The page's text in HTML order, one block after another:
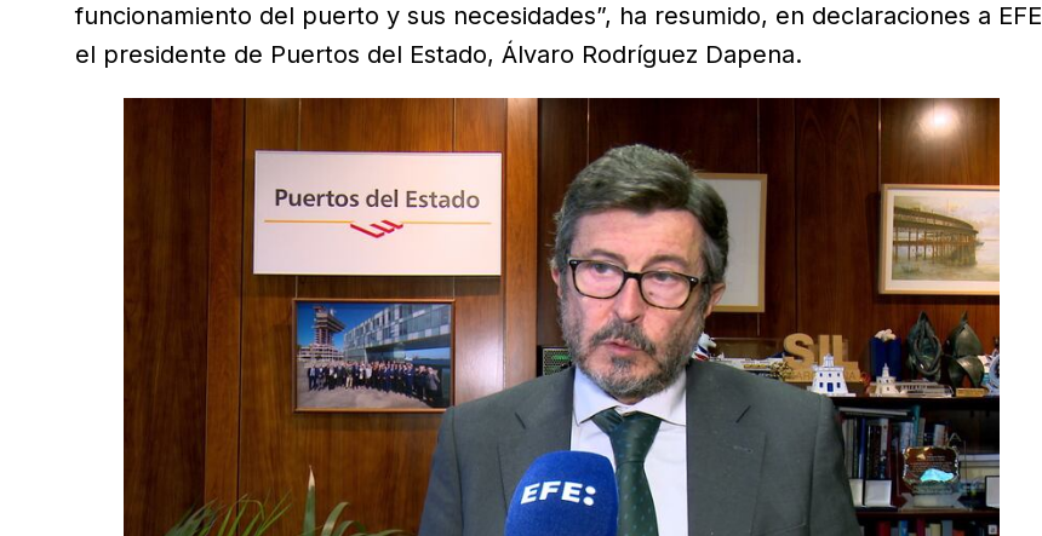
funcionamiento del puerto y sus necesidades”, ha resumido, en declaraciones a EFE
el presidente de Puertos del Estado, Álvaro Rodríguez Dapena.